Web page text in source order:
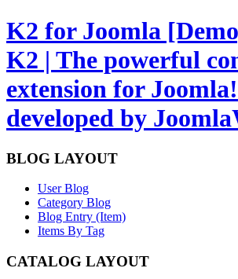
K2 for Joomla
K2 | The powerful
extension for Joomla!
developed by
BLOG LAYOUT
User Blog
Category Blog
Blog Entry (Item)
Items By Tag
CATALOG LAYOUT